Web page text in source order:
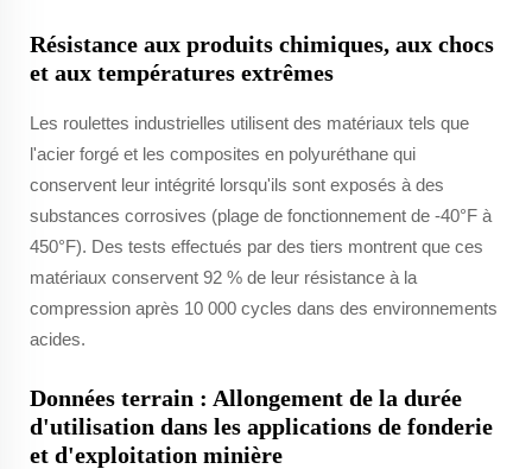
Résistance aux produits chimiques, aux chocs
et aux températures extrêmes
Les roulettes industrielles utilisent des matériaux tels que
l'acier forgé et les composites en polyuréthane qui
conservent leur intégrité lorsqu'ils sont exposés à des
substances corrosives (plage de fonctionnement de -40°F à
450°F). Des tests effectués par des tiers montrent que ces
matériaux conservent 92 % de leur résistance à la
compression après 10 000 cycles dans des environnements
acides.
Données terrain : Allongement de la durée
d'utilisation dans les applications de fonderie
et d'exploitation minière